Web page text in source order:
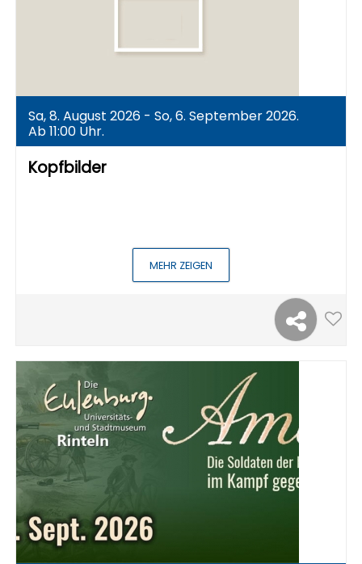
Sa, 8. August 2026 - So, 6. September 2026.
Ab 11:00 Uhr.
Kopfbilder
MEHR ZEIGEN